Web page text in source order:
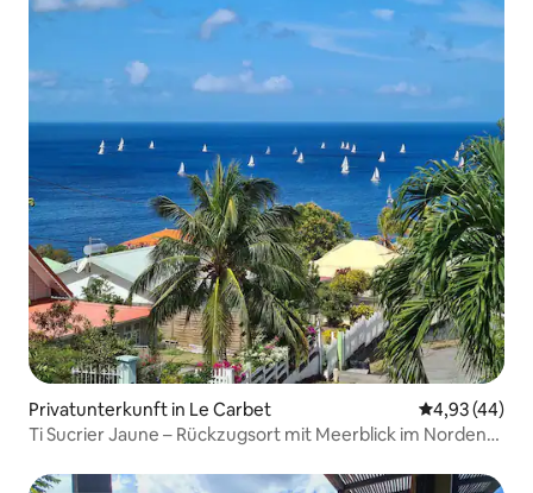
Privatunterkunft in Le Carbet
4,93 (44)
Ti Sucrier Jaune – Rückzugsort mit Meerblick im Norden